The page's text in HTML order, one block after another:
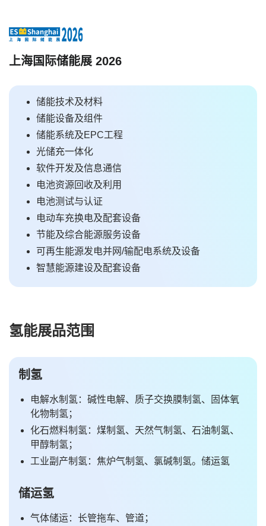
上海国际储能展 2026
储能技术及材料
储能设备及组件
储能系统及EPC工程
光储充一体化
软件开发及信息通信
电池资源回收及利用
电池测试与认证
电动车充换电及配套设备
节能及综合能源服务设备
可再生能源发电并网/输配电系统及设备
智慧能源建设及配套设备
氢能展品范围
制氢
电解水制氢：碱性电解、质子交换膜制氢、固体氧
化物制氢；
化石燃料制氢：煤制氢、天然气制氢、石油制氢、
甲醇制氢；
工业副产制氢：焦炉气制氢、氯碱制氢。储运氢
储运氢
气体储运：长管拖车、管道；